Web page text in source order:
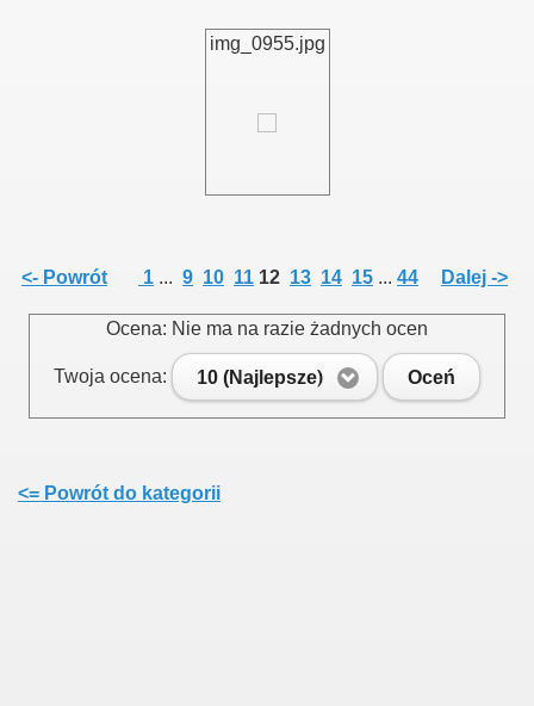
img_0955.jpg
<- Powrót 1 ... 9 10 11 12 13 14 15 ... 44 Dalej ->
Ocena: Nie ma na razie żadnych ocen
Twoja ocena: 10 (Najlepsze) Oceń
<= Powrót do kategorii